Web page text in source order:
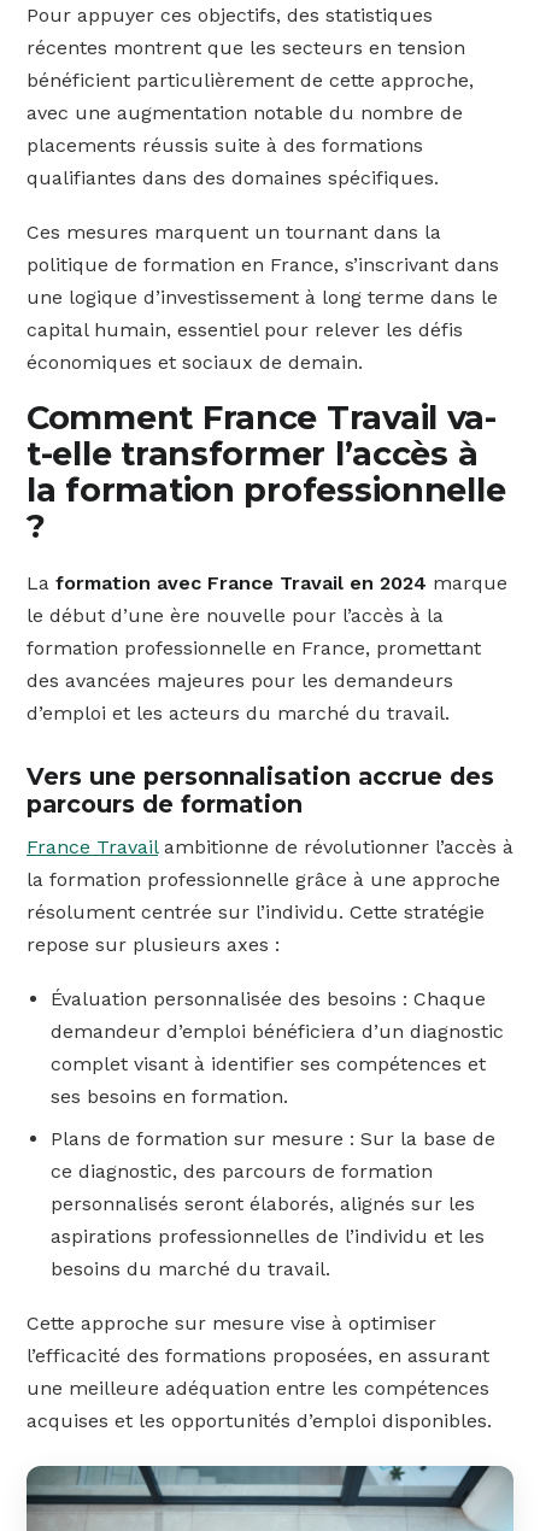
Pour appuyer ces objectifs, des statistiques
récentes montrent que les secteurs en tension
bénéficient particulièrement de cette approche,
avec une augmentation notable du nombre de
placements réussis suite à des formations
qualifiantes dans des domaines spécifiques.
Ces mesures marquent un tournant dans la
politique de formation en France, s’inscrivant dans
une logique d’investissement à long terme dans le
capital humain, essentiel pour relever les défis
économiques et sociaux de demain.
Comment France Travail va-
t-elle transformer l’accès à
la formation professionnelle
?
La formation avec France Travail en 2024 marque
le début d’une ère nouvelle pour l’accès à la
formation professionnelle en France, promettant
des avancées majeures pour les demandeurs
d’emploi et les acteurs du marché du travail.
Vers une personnalisation accrue des
parcours de formation
France Travailambitionne de révolutionner l’accès à
la formation professionnelle grâce à une approche
résolument centrée sur l’individu. Cette stratégie
repose sur plusieurs axes :
Évaluation personnalisée des besoins : Chaque
demandeur d’emploi bénéficiera d’un diagnostic
complet visant à identifier ses compétences et
ses besoins en formation.
Plans de formation sur mesure : Sur la base de
ce diagnostic, des parcours de formation
personnalisés seront élaborés, alignés sur les
aspirations professionnelles de l’individu et les
besoins du marché du travail.
Cette approche sur mesure vise à optimiser
l’efficacité des formations proposées, en assurant
une meilleure adéquation entre les compétences
acquises et les opportunités d’emploi disponibles.